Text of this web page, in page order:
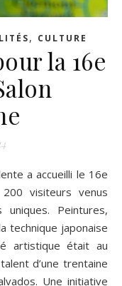
, CULTURE
la 16e
visiteurs venus
Peintures,
technique japonaise
artistique était au
d’une trentaine
Une initiative